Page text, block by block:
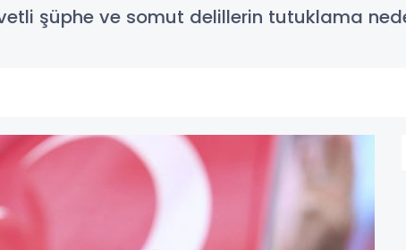
şüphe ve somut delillerin tutuklama